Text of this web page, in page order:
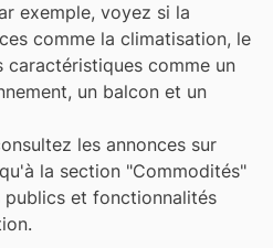
exemple, voyez si la
comme la climatisation, le
caractéristiques comme un
un balcon et un
les annonces sur
la section "Commodités"
et fonctionnalités